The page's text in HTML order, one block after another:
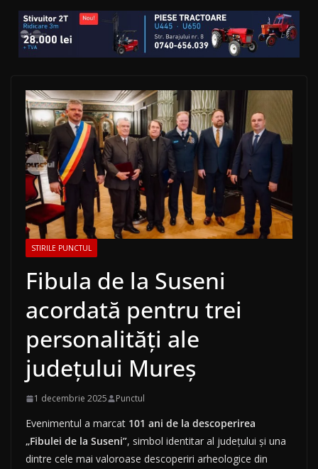
STIRILE PUNCTUL
Fibula de la Suseni
acordată pentru trei
personalități ale
județului Mureș
1 decembrie 2025 Punctul
Evenimentul a marcat 101 ani de la descoperirea
„Fibulei de la Suseni”, simbol identitar al județului și una
dintre cele mai valoroase descoperiri arheologice din